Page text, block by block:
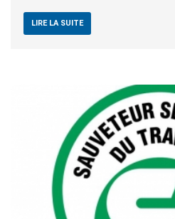
LIRE LA SUITE